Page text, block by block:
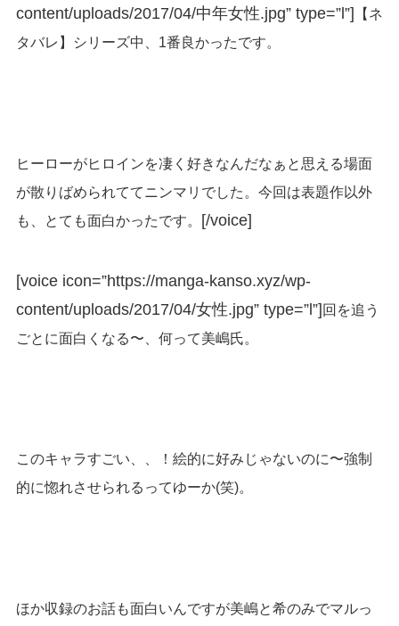
content/uploads/2017/04/中年女性.jpg” type=”l”]
【ネ
タバレ】シリーズ中、1番良かったです。
ヒーローがヒロインを凄く好きなんだなぁと思える場面
が散りばめられててニンマリでした。今回は表題作以外
も、とても面白かったです。 [/voice]
[voice icon=”https://manga-kanso.xyz/wp-
content/uploads/2017/04/女性.jpg” type=”l”]回を追う
ごとに面白くなる〜、何って美嶋氏。
このキャラすごい、、！絵的に好みじゃないのに〜強制
的に惚れさせられるってゆーか(笑)。
ほか収録のお話も面白いんですが美嶋と希のみでマルっ